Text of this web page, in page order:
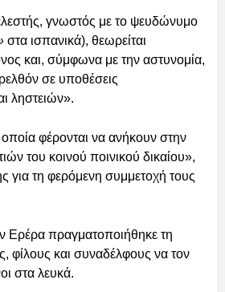
γνωστός με το ψευδώνυμο
στα ισπανικά), θεωρείται
και, σύμφωνα με την αστυνομία,
σε υποθέσεις
ληστειών».
φέρονται να ανήκουν στην
του κοινού ποινικού δικαίου»,
για τη φερόμενη συμμετοχή τους
Ερέρα πραγματοποιήθηκε τη
φίλους και συναδέλφους να τον
στα λευκά.